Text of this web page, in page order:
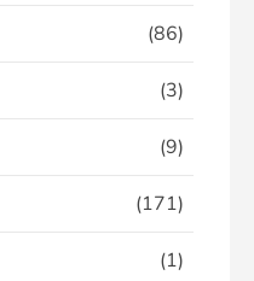
(86)
(3)
(9)
(171)
(1)